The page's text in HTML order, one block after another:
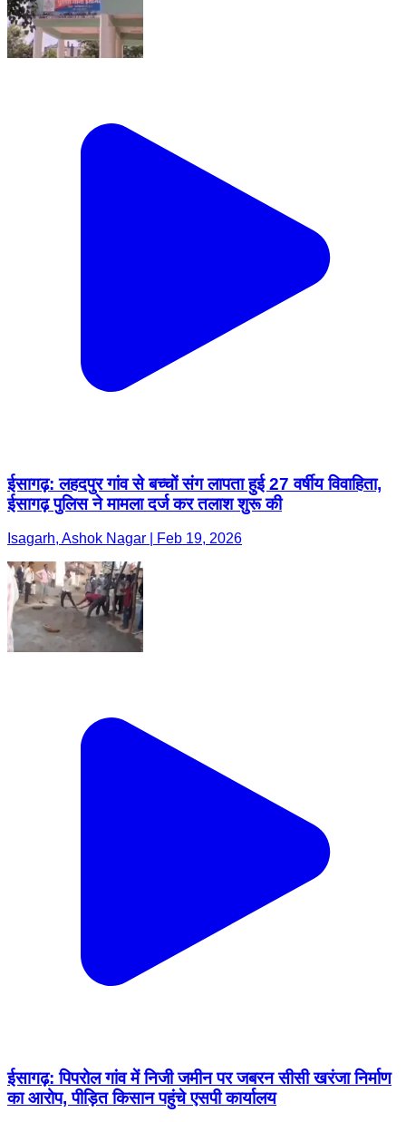
ईसागढ़: लहदपुर गांव से बच्चों संग लापता हुई 27 वर्षीय विवाहिता,
ईसागढ़ पुलिस ने मामला दर्ज कर तलाश शुरू की
Isagarh, Ashok Nagar | Feb 19, 2026
ईसागढ़: पिपरोल गांव में निजी जमीन पर जबरन सीसी खरंजा निर्माण
का आरोप, पीड़ित किसान पहुंचे एसपी कार्यालय